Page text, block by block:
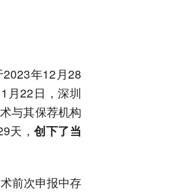
年12月28
月22日，深圳
与其保荐机构
天，创下了当
前次申报中存